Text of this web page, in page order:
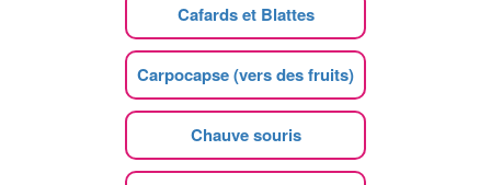
Cafards et Blattes
Carpocapse (vers des fruits)
Chauve souris